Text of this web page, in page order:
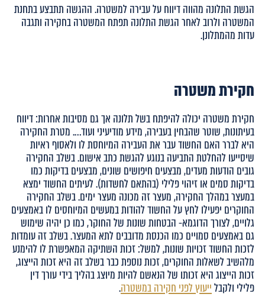
הגשת התלונה מהווה דיווח על עבירה למשטרה. ההגשה תתבצע בתחנת
המשטרה ולרוב לאחר הגשת התלונה תפתח המשטרה בחקירה ותגבה
עדות מהמתלונן.
חקירת משטרה
חקירת משטרה יכולה להיפתח בשל תלונה אך גם מסיבות אחרות: דיווח
בעיתונות, שוטר שהבחין בעבירה, מידע מודיעיני ועוד…. מטרת החקירה
היא לברר האם החשוד עבר את העבירה המיוחסת לו ולאסוף ראיות
שיסייעו להחלטת התביעה בנוגע להגשת כתב אישום. בשלב החקירה
גובים הודעות מעדים, מבצעים חיפושים שונים, מבצעים בדיקות כמו
בדיקות סמים או זיהוי פלילי (בהתאם לחשדות). לעיתים החשוד ימצא
במעצר במהלך החקירה, מעצר זה מכונה מעצר ימים. בשלב החקירה
החוקרים יפעילו לחץ על החשוד להודות במעשים המיוחסים לו באמצעים
גלויים, לצורך הדוגמא- הבטחות שונות של החוקר, כמו כן יהיה שימוש
גם באמצעים סמויים כמו הכנסת מדובבים לתא המעצר. בשלב זה עומדות
לזכות החשוד זכויות שונות, למשל: זכות השתיקה המאפשרת לו להימנע
מלהשיב לשאלות החוקרים, זכות נוספת כבר בשלב זה היא זכות הייצוג,
זכות הייצוג היא זכותו של הנאשם להיות מיוצג בהליך בידי עורך דין
פלילי ולקבלייעוץ לפני חקירה במשטרה.